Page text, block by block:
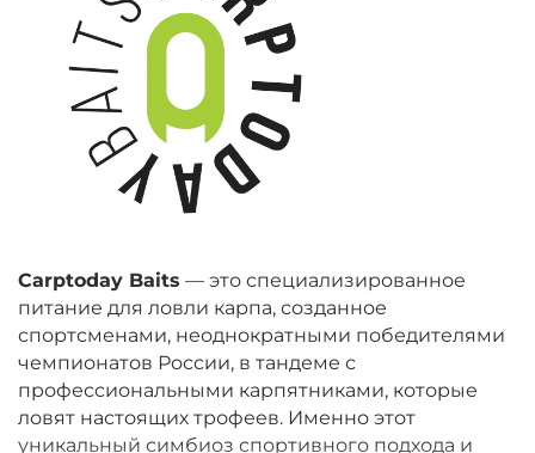
Carptoday Baits — это специализированное
питание для ловли карпа, созданное
спортсменами, неоднократными победителями
чемпионатов России, в тандеме с
профессиональными карпятниками, которые
ловят настоящих трофеев. Именно этот
уникальный симбиоз спортивного подхода и